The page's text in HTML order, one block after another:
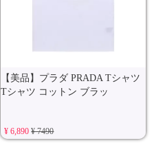
【美品】プラダ PRADA Tシャツ
Tシャツ コットン ブラッ
¥ 6,890¥ 7490